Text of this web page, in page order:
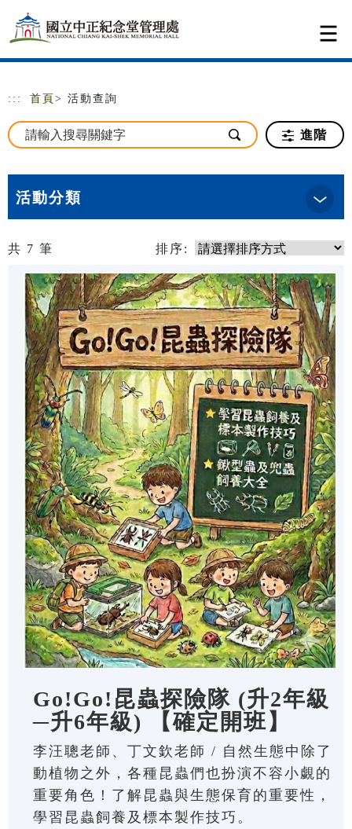
跳到主要內容
網站導覽
::: 首頁 > 活動查詢
進階
活動分類
共 7 筆 排序:
Go!Go!昆蟲探險隊 (升2年級
─升6年級) 【確定開班】
李汪聰老師、丁文欽老師 / 自然生態中除了
動植物之外，各種昆蟲們也扮演不容小覷的
重要角色！了解昆蟲與生態保育的重要性，
學習昆蟲飼養及標本製作技巧。